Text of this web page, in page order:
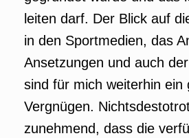
leiten darf. Der Blick auf
in den Sportmedien, das
Ansetzungen und auch
sind für mich weiterhin ein
Vergnügen.
zunehmend, dass die